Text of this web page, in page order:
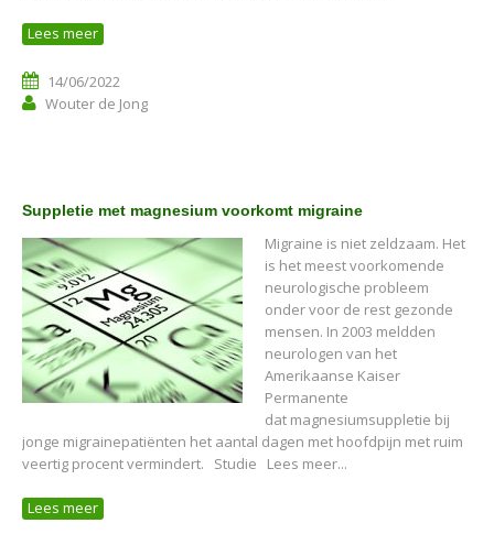
Lees meer
14/06/2022
Wouter de Jong
Suppletie met magnesium voorkomt migraine
Migraine is niet zeldzaam. Het
is het meest voorkomende
neurologische probleem
onder voor de rest gezonde
mensen. In 2003 meldden
neurologen van het
Amerikaanse Kaiser
Permanente
dat magnesiumsuppletie bij
jonge migrainepatiënten het aantal dagen met hoofdpijn met ruim
veertig procent vermindert. Studie Lees meer...
Lees meer